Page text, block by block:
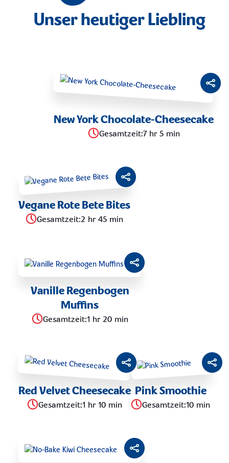
BALANCE
JALAPEÑO
RÄUCHERLACHS
KLASSISCH
KRÄUTER BALANCE
JOGHURT
SO LEICHT
FRÜHSTÜCK FÜR UNTERWEGS
MITTAGESSEN AM SCHREIBTISCH
LECKEREIEN FÜR DEN FILMEABEND
HERBST
WARME GERICHTE
Unser heutiger Liebling
New York Chocolate-Cheesecake
Gesamtzeit:7 hr 5 min
Vegane Rote Bete Bites
Gesamtzeit:2 hr 45 min
Vanille Regenbogen
Muffins
Gesamtzeit:1 hr 20 min
Red Velvet Cheesecake
Gesamtzeit:1 hr 10 min
Pink Smoothie
Gesamtzeit:10 min